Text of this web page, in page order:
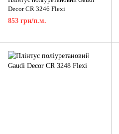
Decor CR 3246 Flexi
853 грн/п.м.